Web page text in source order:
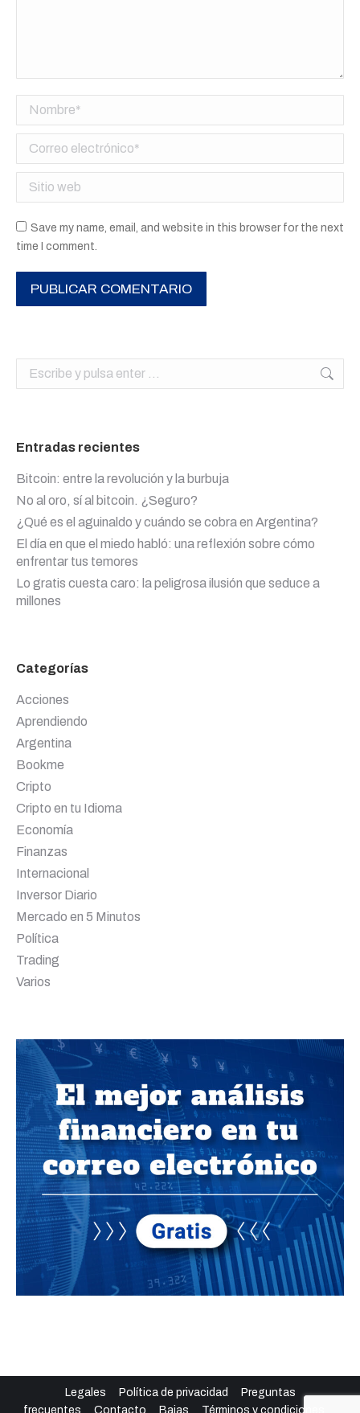
Nombre *
Correo electrónico *
Sitio web
Save my name, email, and website in this browser for the next
time I comment.
PUBLICAR COMENTARIO
Buscar:
Entradas recientes
Bitcoin: entre la revolución y la burbuja
No al oro, sí al bitcoin. ¿Seguro?
¿Qué es el aguinaldo y cuándo se cobra en Argentina?
El día en que el miedo habló: una reflexión sobre cómo
enfrentar tus temores
Lo gratis cuesta caro: la peligrosa ilusión que seduce a
millones
Categorías
Acciones
Aprendiendo
Argentina
Bookme
Cripto
Cripto en tu Idioma
Economía
Finanzas
Internacional
Inversor Diario
Mercado en 5 Minutos
Política
Trading
Varios
Legales Política de privacidad
Preguntas
frecuentes
Contacto Bajas Términos y condiciones